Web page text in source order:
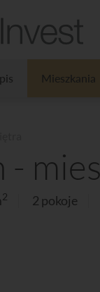
Mieszkania
-
2 2 pokoje